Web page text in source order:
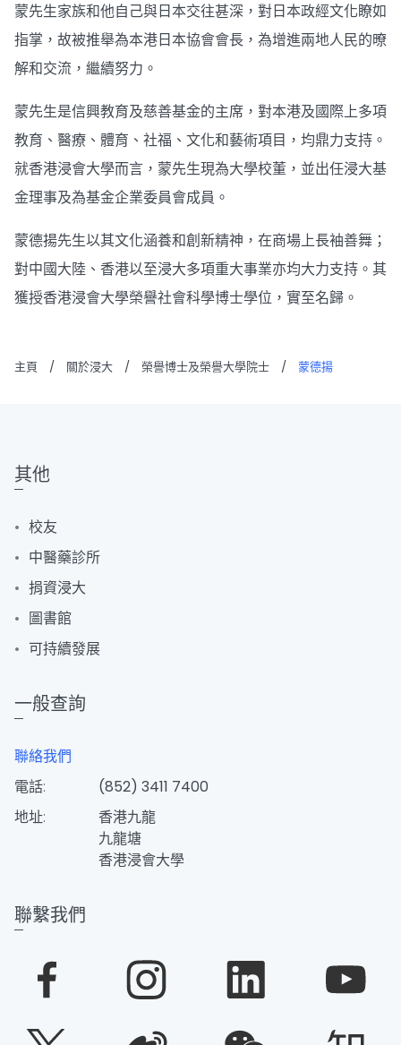
蒙先生家族和他自己與日本交往甚深，對日本政經文化瞭如
指掌，故被推舉為本港日本協會會長，為增進兩地人民的暸
解和交流，繼續努力。
蒙先生是信興教育及慈善基金的主席，對本港及國際上多項
教育、醫療、體育、社福、文化和藝術項目，均鼎力支持。
就香港浸會大學而言，蒙先生現為大學校董，並出任浸大基
金理事及為基金企業委員會成員。
蒙德揚先生以其文化涵養和創新精神，在商場上長袖善舞；
對中國大陸、香港以至浸大多項重大事業亦均大力支持。其
獲授香港浸會大學榮譽社會科學博士學位，實至名歸。
主頁 / 關於浸大 / 榮譽博士及榮譽大學院士 / 蒙德揚
其他
校友
中醫藥診所
捐資浸大
圖書館
可持續發展
一般查詢
聯絡我們
電話:
(852) 3411 7400
地址:
香港九龍
九龍塘
香港浸會大學
聯繫我們